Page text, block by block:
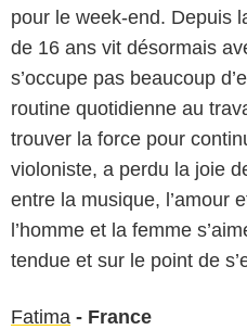
pour le week-end. Depuis
de 16 ans vit désormais
s’occupe pas beaucoup
routine quotidienne au
trouver la force pour
violoniste, a perdu la joie
entre la musique, l’amour
l’homme et la femme
tendue et sur le point de
Fatima - France